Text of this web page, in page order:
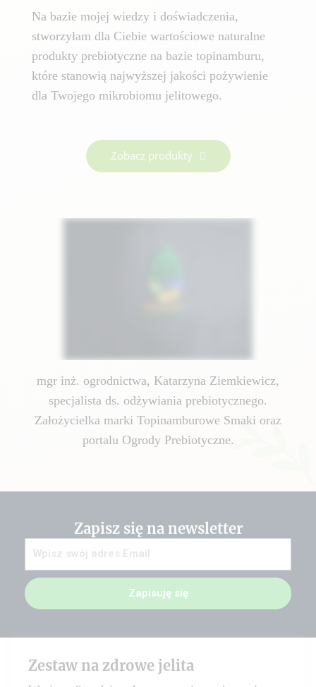
mgr inż. ogrodnictwa, Katarzyna Ziemkiewicz,
specjalista ds. odżywiania prebiotycznego.
Założycielka marki Topinamburowe Smaki oraz
portalu Ogrody Prebiotyczne.
Na bazie mojej wiedzy i doświadczenia,
stworzyłam dla Ciebie wartościowe naturalne
produkty prebiotyczne na bazie topinamburu,
które stanowią najwyższej jakości pożywienie
dla Twojego mikrobiomu jelitowego.
Zobacz produkty
Zapisz się na newsletter
Zapisuję się
Zestaw na zdrowe jelita